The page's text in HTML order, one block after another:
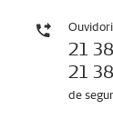
21
21
de